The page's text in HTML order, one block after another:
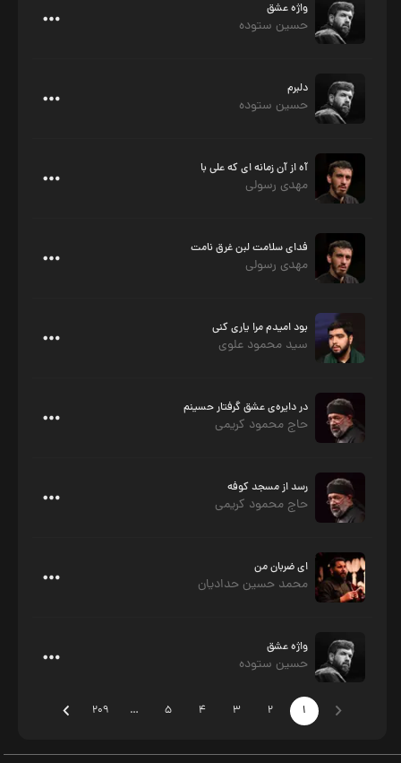
واژه عشق
حسین ستوده
دلبرم
حسین ستوده
آه از آن زمانه ای که علی با
مهدی رسولی
فدای سلامت لبن غرق نامت
مهدی رسولی
بود امیدم مرا یاری کنی
سید محمود علوی
در دایره‌ی عشق گرفتار حسینم
حاج محمود کریمی
رسد از مسجد کوفه
حاج محمود کریمی
ای ضربان من
محمد حسین حدادیان
واژه عشق
حسین ستوده
1
2
3
4
5
…
209